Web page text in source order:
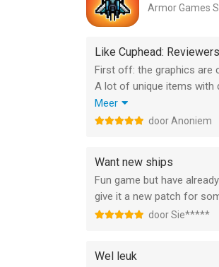
Armor Games
Like Cuphead:
First off: the graphics are
A lot of unique items with
But most importantly:
hard? People seem to
Meer
door Anoniem
Want new ships
Fun game but have
give it a new patch for
door Sie*****
Wel leuk